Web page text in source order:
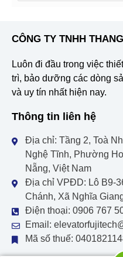
c
h
o
r
CÔNG TY TNHH
Luôn đi đầu trong việc
trì, bảo dưỡng các dòng
và uy tín nhất hiện nay.
Thông tin liên hệ
Địa chỉ: Tầng 2, Toà
Nghệ Tĩnh, Phường
Nẵng, Việt Nam
Địa chỉ VPĐD: Lô B9-
Chánh, Xã Nghĩa
Điện thoại: 0906 767
Email:
Mã số thuế: